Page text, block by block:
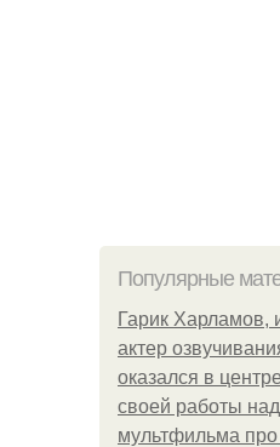
Популярные
Гарик Харламов,
актер
оказался в
своей работы над
мультфильма про